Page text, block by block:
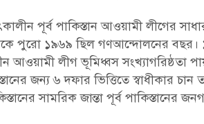
পূর্ব পাকিস্তান আওয়ামী লীগের
পুরো ১৯৬৯ ছিল গণআন্দোলনের
আওয়ামী লীগ ভূমিধ্বস সংখ্যাগরিষ্ঠতা
জন্য ৬ দফার ভিত্তিতে স্বাধীকার চান
সামরিক জান্তা পূর্ব পাকিস্তানের